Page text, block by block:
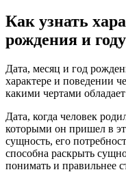
Как узнать
рождения и
Дата, месяц и год
характере и поведении
какими чертами
Дата, когда человек
которыми он пришел в
сущность, его
способна раскрыть
понимать и правильнее